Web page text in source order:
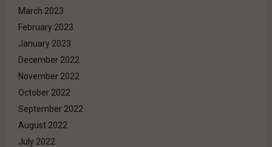
March 2023
February 2023
January 2023
December 2022
November 2022
October 2022
September 2022
August 2022
July 2022